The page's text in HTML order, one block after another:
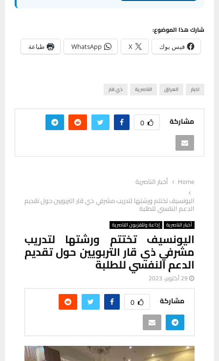
شارك هذا الموضوع:
فيس بوك X
WhatsApp طباعة
اخبار العراق الناصرية ذي قار
مشاركة 0
Home
أخبار الناصرية
اليونسيف تختتم ورشتها لتدريب مشرفي ذي قار التربويين حول تقديم
الدعم النفسي للطلبة
أخبار الناصرية إذاعة وتلفزيون الناصرية
اليونسيف تختتم ورشتها لتدريب
مشرفي ذي قار التربويين حول تقديم
الدعم النفسي للطلبة
29 أكتوبر، 2023
مشاركة 0